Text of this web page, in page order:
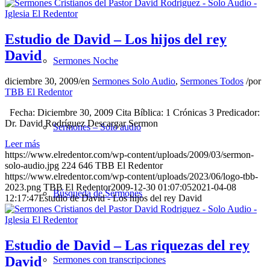
Sermones Noche
Sermones – Solo audio
Búsqueda de Sermones
Sermones con transcripciones
Estudio de David – Los hijos del rey
David
diciembre 30, 2009/en Sermones Solo Audio, Sermones Todos /por
TBB El Redentor
Fecha: Diciembre 30, 2009 Cita Bíblica: 1 Crónicas 3 Predicador:
Dr. David Rodríguez Descargar Sermon
Leer más
https://www.elredentor.com/wp-content/uploads/2009/03/sermon-
solo-audio.jpg 224 646 TBB El Redentor
https://www.elredentor.com/wp-content/uploads/2023/06/logo-tbb-
2023.png TBB El Redentor2009-12-30 01:07:052021-04-08
12:17:47Estudio de David - Los hijos del rey David
Estudio de David – Las riquezas del rey
David